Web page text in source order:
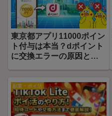
東京都アプリ11000ポイン
ト付与は本当？dポイント
に交換エラーの原因と対
副業・ポイ活